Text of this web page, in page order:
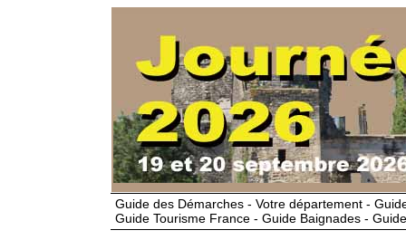
Guide des Démarches - Votre département -
Guide Tourisme France - Guide Baignades -